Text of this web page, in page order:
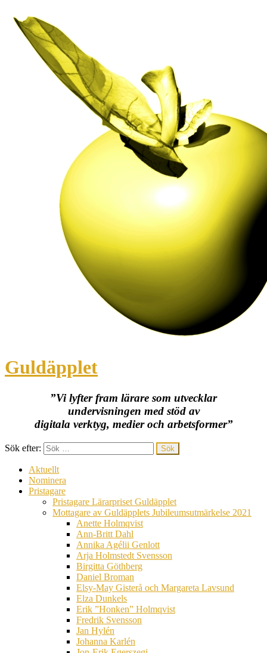
Guldäpplet
”Vi lyfter fram lärare som utvecklar
undervisningen med stöd av
digitala verktyg, medier och arbetsformer”
Sök efter:
Aktuellt
Nominera
Pristagare
Pristagare Lärarpriset Guldäpplet
Mottagare av Guldäpplets Jubileumsutmärkelse 2021
Anette Holmqvist
Ann-Britt Dahl
Annika Agélii Genlott
Arja Holmstedt Svensson
Birgitta Göthberg
Daniel Broman
Elsy-May Gisterå och Margareta Lavsund
Elza Dunkels
Erik ”Honken” Holmqvist
Fredrik Svensson
Jan Hylén
Johanna Karlén